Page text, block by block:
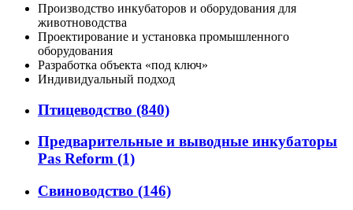
Производство инкубаторов и оборудования для
животноводства
Проектирование и установка промышленного
оборудования
Разработка объекта «под ключ»
Индивидуальный подход
Птицеводство (840)
Предварительные и выводные инкубаторы
Pas Reform (1)
Свиноводство (146)